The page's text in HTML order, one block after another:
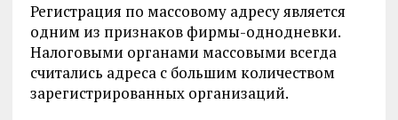
Регистрация по массовому адресу является
одним из признаков фирмы-однодневки.
Налоговыми органами массовыми всегда
считались адреса с большим количеством
зарегистрированных организаций.